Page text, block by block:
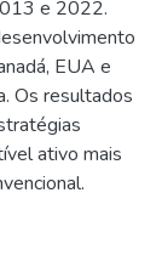
e 2022.
EUA e
Os resultados
ativo mais